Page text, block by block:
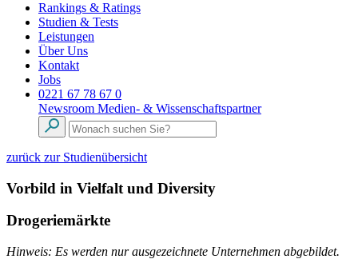
Rankings & Ratings
Studien & Tests
Leistungen
Über Uns
Kontakt
Jobs
0221 67 78 67 0
Newsroom Medien- & Wissenschaftspartner
zurück zur Studienübersicht
Vorbild in Vielfalt und Diversity
Drogeriemärkte
Hinweis: Es werden nur ausgezeichnete Unternehmen abgebildet.